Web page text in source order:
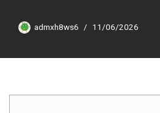
admxh8ws6 11/06/2026